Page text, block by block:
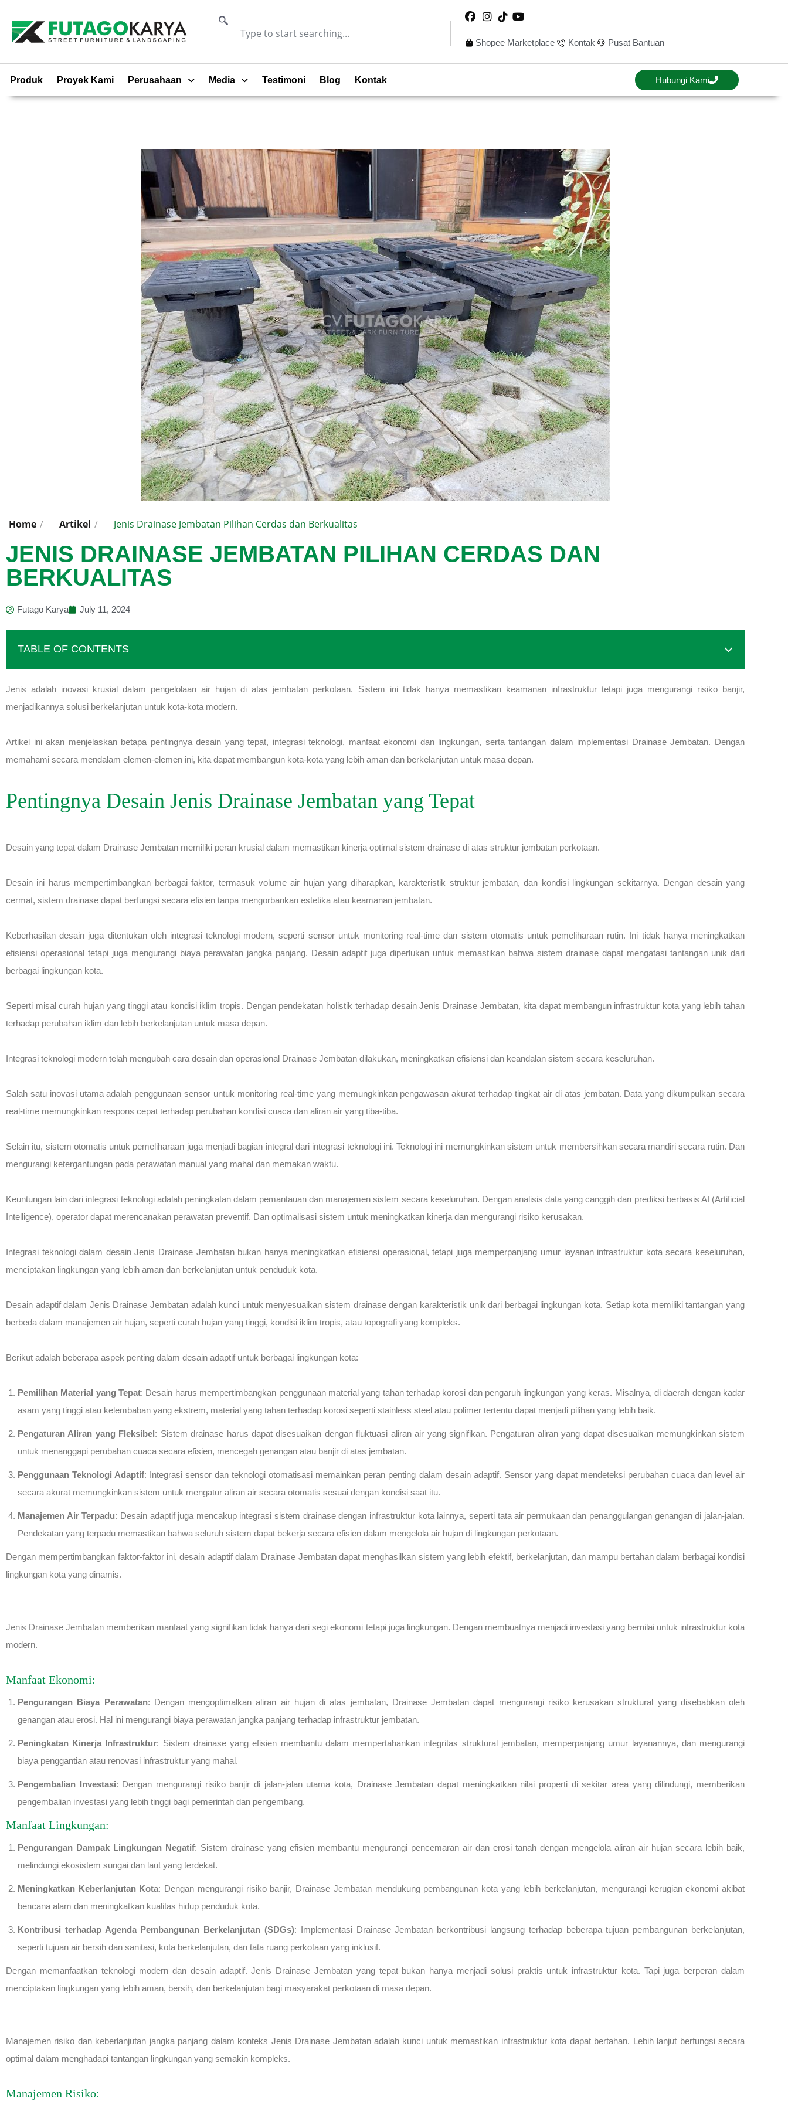
Shopee Marketplace Kontak Pusat Bantuan
Produk Proyek Kami Perusahaan Media Testimoni Blog Kontak Hubungi Kami
Home / Artikel / Jenis Drainase Jembatan Pilihan Cerdas dan Berkualitas
JENIS DRAINASE JEMBATAN PILIHAN CERDAS DAN
BERKUALITAS
Futago Karya July 11, 2024
TABLE OF CONTENTS
Jenis adalah inovasi krusial dalam pengelolaan air hujan di atas jembatan perkotaan. Sistem ini tidak hanya memastikan keamanan infrastruktur tetapi juga mengurangi risiko banjir,
menjadikannya solusi berkelanjutan untuk kota-kota modern.
Artikel ini akan menjelaskan betapa pentingnya desain yang tepat, integrasi teknologi, manfaat ekonomi dan lingkungan, serta tantangan dalam implementasi Drainase Jembatan. Dengan
memahami secara mendalam elemen-elemen ini, kita dapat membangun kota-kota yang lebih aman dan berkelanjutan untuk masa depan.
Pentingnya Desain Jenis Drainase Jembatan yang Tepat
Desain yang tepat dalam Drainase Jembatan memiliki peran krusial dalam memastikan kinerja optimal sistem drainase di atas struktur jembatan perkotaan.
Desain ini harus mempertimbangkan berbagai faktor, termasuk volume air hujan yang diharapkan, karakteristik struktur jembatan, dan kondisi lingkungan sekitarnya. Dengan desain yang
cermat, sistem drainase dapat berfungsi secara efisien tanpa mengorbankan estetika atau keamanan jembatan.
Keberhasilan desain juga ditentukan oleh integrasi teknologi modern, seperti sensor untuk monitoring real-time dan sistem otomatis untuk pemeliharaan rutin. Ini tidak hanya meningkatkan
efisiensi operasional tetapi juga mengurangi biaya perawatan jangka panjang. Desain adaptif juga diperlukan untuk memastikan bahwa sistem drainase dapat mengatasi tantangan unik dari
berbagai lingkungan kota.
Seperti misal curah hujan yang tinggi atau kondisi iklim tropis. Dengan pendekatan holistik terhadap desain Jenis Drainase Jembatan, kita dapat membangun infrastruktur kota yang lebih tahan
terhadap perubahan iklim dan lebih berkelanjutan untuk masa depan.
Integrasi teknologi modern telah mengubah cara desain dan operasional Drainase Jembatan dilakukan, meningkatkan efisiensi dan keandalan sistem secara keseluruhan.
Salah satu inovasi utama adalah penggunaan sensor untuk monitoring real-time yang memungkinkan pengawasan akurat terhadap tingkat air di atas jembatan. Data yang dikumpulkan secara
real-time memungkinkan respons cepat terhadap perubahan kondisi cuaca dan aliran air yang tiba-tiba.
Selain itu, sistem otomatis untuk pemeliharaan juga menjadi bagian integral dari integrasi teknologi ini. Teknologi ini memungkinkan sistem untuk membersihkan secara mandiri secara rutin. Dan
mengurangi ketergantungan pada perawatan manual yang mahal dan memakan waktu.
Keuntungan lain dari integrasi teknologi adalah peningkatan dalam pemantauan dan manajemen sistem secara keseluruhan. Dengan analisis data yang canggih dan prediksi berbasis AI (Artificial
Intelligence), operator dapat merencanakan perawatan preventif. Dan optimalisasi sistem untuk meningkatkan kinerja dan mengurangi risiko kerusakan.
Integrasi teknologi dalam desain Jenis Drainase Jembatan bukan hanya meningkatkan efisiensi operasional, tetapi juga memperpanjang umur layanan infrastruktur kota secara keseluruhan,
menciptakan lingkungan yang lebih aman dan berkelanjutan untuk penduduk kota.
Desain adaptif dalam Jenis Drainase Jembatan adalah kunci untuk menyesuaikan sistem drainase dengan karakteristik unik dari berbagai lingkungan kota. Setiap kota memiliki tantangan yang
berbeda dalam manajemen air hujan, seperti curah hujan yang tinggi, kondisi iklim tropis, atau topografi yang kompleks.
Berikut adalah beberapa aspek penting dalam desain adaptif untuk berbagai lingkungan kota:
Pemilihan Material yang Tepat: Desain harus mempertimbangkan penggunaan material yang tahan terhadap korosi dan pengaruh lingkungan yang keras. Misalnya, di daerah dengan kadar
asam yang tinggi atau kelembaban yang ekstrem, material yang tahan terhadap korosi seperti stainless steel atau polimer tertentu dapat menjadi pilihan yang lebih baik.
Pengaturan Aliran yang Fleksibel: Sistem drainase harus dapat disesuaikan dengan fluktuasi aliran air yang signifikan. Pengaturan aliran yang dapat disesuaikan memungkinkan sistem
untuk menanggapi perubahan cuaca secara efisien, mencegah genangan atau banjir di atas jembatan.
Penggunaan Teknologi Adaptif: Integrasi sensor dan teknologi otomatisasi memainkan peran penting dalam desain adaptif. Sensor yang dapat mendeteksi perubahan cuaca dan level air
secara akurat memungkinkan sistem untuk mengatur aliran air secara otomatis sesuai dengan kondisi saat itu.
Manajemen Air Terpadu: Desain adaptif juga mencakup integrasi sistem drainase dengan infrastruktur kota lainnya, seperti tata air permukaan dan penanggulangan genangan di jalan-jalan.
Pendekatan yang terpadu memastikan bahwa seluruh sistem dapat bekerja secara efisien dalam mengelola air hujan di lingkungan perkotaan.
Dengan mempertimbangkan faktor-faktor ini, desain adaptif dalam Drainase Jembatan dapat menghasilkan sistem yang lebih efektif, berkelanjutan, dan mampu bertahan dalam berbagai kondisi
lingkungan kota yang dinamis.
Jenis Drainase Jembatan memberikan manfaat yang signifikan tidak hanya dari segi ekonomi tetapi juga lingkungan. Dengan membuatnya menjadi investasi yang bernilai untuk infrastruktur kota
modern.
Manfaat Ekonomi:
Pengurangan Biaya Perawatan: Dengan mengoptimalkan aliran air hujan di atas jembatan, Drainase Jembatan dapat mengurangi risiko kerusakan struktural yang disebabkan oleh
genangan atau erosi. Hal ini mengurangi biaya perawatan jangka panjang terhadap infrastruktur jembatan.
Peningkatan Kinerja Infrastruktur: Sistem drainase yang efisien membantu dalam mempertahankan integritas struktural jembatan, memperpanjang umur layanannya, dan mengurangi
biaya penggantian atau renovasi infrastruktur yang mahal.
Pengembalian Investasi: Dengan mengurangi risiko banjir di jalan-jalan utama kota, Drainase Jembatan dapat meningkatkan nilai properti di sekitar area yang dilindungi, memberikan
pengembalian investasi yang lebih tinggi bagi pemerintah dan pengembang.
Manfaat Lingkungan:
Pengurangan Dampak Lingkungan Negatif: Sistem drainase yang efisien membantu mengurangi pencemaran air dan erosi tanah dengan mengelola aliran air hujan secara lebih baik,
melindungi ekosistem sungai dan laut yang terdekat.
Meningkatkan Keberlanjutan Kota: Dengan mengurangi risiko banjir, Drainase Jembatan mendukung pembangunan kota yang lebih berkelanjutan, mengurangi kerugian ekonomi akibat
bencana alam dan meningkatkan kualitas hidup penduduk kota.
Kontribusi terhadap Agenda Pembangunan Berkelanjutan (SDGs): Implementasi Drainase Jembatan berkontribusi langsung terhadap beberapa tujuan pembangunan berkelanjutan,
seperti tujuan air bersih dan sanitasi, kota berkelanjutan, dan tata ruang perkotaan yang inklusif.
Dengan memanfaatkan teknologi modern dan desain adaptif. Jenis Drainase Jembatan yang tepat bukan hanya menjadi solusi praktis untuk infrastruktur kota. Tapi juga berperan dalam
menciptakan lingkungan yang lebih aman, bersih, dan berkelanjutan bagi masyarakat perkotaan di masa depan.
Manajemen risiko dan keberlanjutan jangka panjang dalam konteks Jenis Drainase Jembatan adalah kunci untuk memastikan infrastruktur kota dapat bertahan. Lebih lanjut berfungsi secara
optimal dalam menghadapi tantangan lingkungan yang semakin kompleks.
Manajemen Risiko: